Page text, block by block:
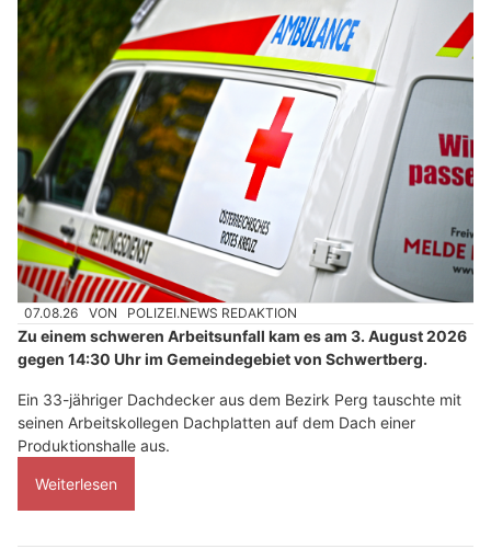
07.08.26 VON POLIZEI.NEWS REDAKTION
Zu einem schweren Arbeitsunfall kam es am 3. August 2026
gegen 14:30 Uhr im Gemeindegebiet von Schwertberg.
Ein 33-jähriger Dachdecker aus dem Bezirk Perg tauschte mit
seinen Arbeitskollegen Dachplatten auf dem Dach einer
Produktionshalle aus.
Weiterlesen